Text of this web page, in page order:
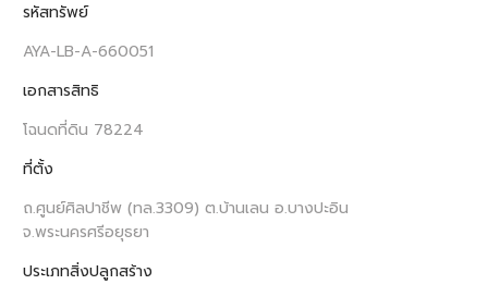
รหัสทรัพย์
AYA-LB-A-660051
เอกสารสิทธิ
โฉนดที่ดิน 78224
ที่ตั้ง
ถ.ศูนย์ศิลปาชีพ (ทล.3309) ต.บ้านเลน อ.บางปะอิน
จ.พระนครศรีอยุธยา
ประเภทสิ่งปลูกสร้าง